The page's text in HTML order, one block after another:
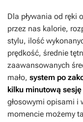
Dla pływania od ręki
przez nas kalorie,
stylu, ilość
prędkość, średnie
zaawansowanych
mało, system po
kilku minutową
głosowymi opisami i
momencie możemy